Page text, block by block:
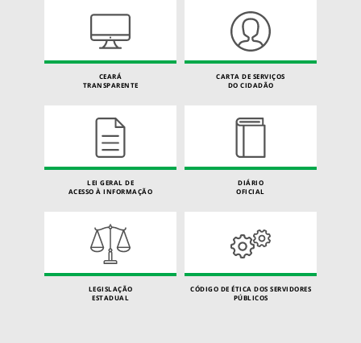
CEARÁ
TRANSPARENTE
CARTA DE SERVIÇOS
DO CIDADÃO
LEI GERAL DE
ACESSO À INFORMAÇÃO
DIÁRIO
OFICIAL
LEGISLAÇÃO
ESTADUAL
CÓDIGO DE ÉTICA DOS SERVIDORES
PÚBLICOS